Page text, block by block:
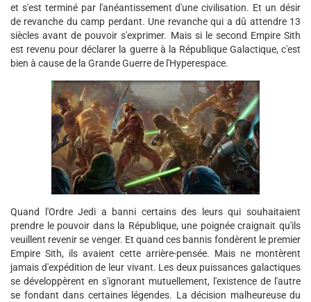
et s'est terminé par l'anéantissement d'une civilisation. Et un désir
de revanche du camp perdant. Une revanche qui a dû attendre 13
siècles avant de pouvoir s'exprimer. Mais si le second Empire Sith
est revenu pour déclarer la guerre à la République Galactique, c'est
bien à cause de la Grande Guerre de l'Hyperespace.
Quand l'Ordre Jedi a banni certains des leurs qui souhaitaient
prendre le pouvoir dans la République, une poignée craignait qu'ils
veuillent revenir se venger. Et quand ces bannis fondèrent le premier
Empire Sith, ils avaient cette arrière-pensée. Mais ne montèrent
jamais d'expédition de leur vivant. Les deux puissances galactiques
se développèrent en s'ignorant mutuellement, l'existence de l'autre
se fondant dans certaines légendes. La décision malheureuse du